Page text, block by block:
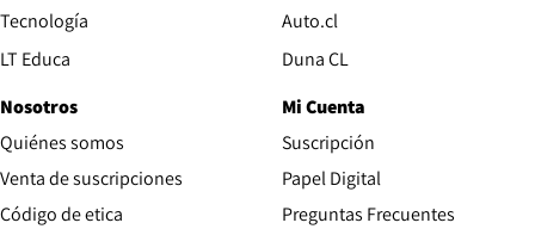
Tecnología
LT Educa
Auto.cl
Duna CL
Nosotros
Quiénes somos
Venta de suscripciones
Código de etica Opens in new window
Mi Cuenta
Suscripción
Papel Digital
Preguntas Frecuentes